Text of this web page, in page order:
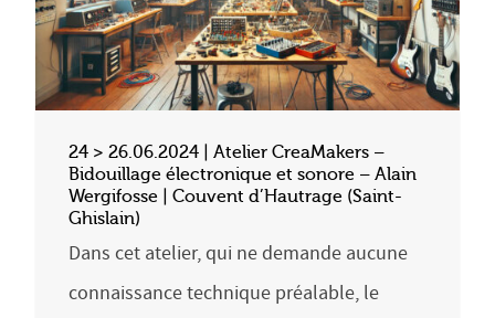
24 > 26.06.2024 | Atelier CreaMakers –
Bidouillage électronique et sonore – Alain
Wergifosse | Couvent d’Hautrage (Saint-
Ghislain)
Dans cet atelier, qui ne demande aucune
connaissance technique préalable, le